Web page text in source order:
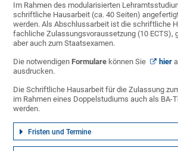
Im Rahmen des modularisierten
schriftliche Hausarbeit (ca. 40 Seiten)
werden. Als Abschlussarbeit ist die schriftliche
fachliche Zulassungsvoraussetzung (10 ECTS),
aber auch zum Staatsexamen.
Die notwendigenFormulare können Sie hier
ausdrucken.
Die Schriftliche Hausarbeit für die Zulassung
im Rahmen eines Doppelstudiums auch als BA-
werden.
Fristen und Termine